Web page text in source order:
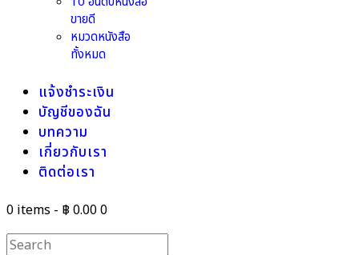
ขายดี
หมวดหนังสือ
ทั้งหมด
แจ้งชำระเงิน
บัญชีของฉัน
บทความ
เกี่ยวกับเรา
ติดต่อเรา
0 items - ฿ 0.000